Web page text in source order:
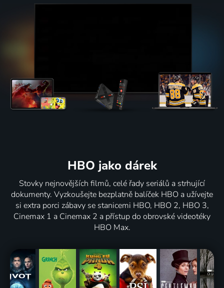
HBO jako dárek
Stovky nejnovějších filmů, celé řady seriálů a strhující
dokumenty. Vyzkoušejte bezplatně balíček HBO a užívejte
si extra porci zábavy se stanicemi HBO, HBO 2, HBO 3,
Cinemax 1 a Cinemax 2 a přístup do obrovské videotéky
HBO Max.